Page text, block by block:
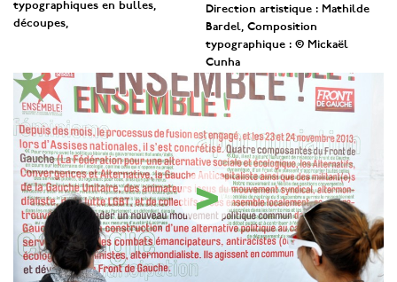
typographiques en bulles,
découpes,
Direction artistique : Mathilde
Bardel, Composition
typographique : © Mickaël
Cunha
>